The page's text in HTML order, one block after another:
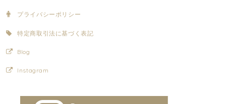
プライバシーポリシー
特定商取引法に基づく表記
Blog
Instagram